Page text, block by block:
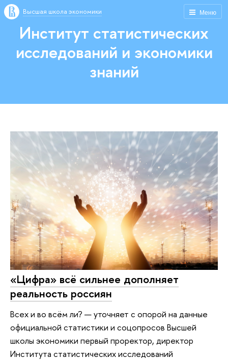
Меню
Высшая школа экономики
Институт статистических
исследований и экономики
знаний
«Цифра» всё сильнее дополняет
реальность россиян
Всех и во всём ли? — уточняет с опорой на данные
официальной статистики и соцопросов Высшей
школы экономики первый проректор, директор
Института статистических исследований